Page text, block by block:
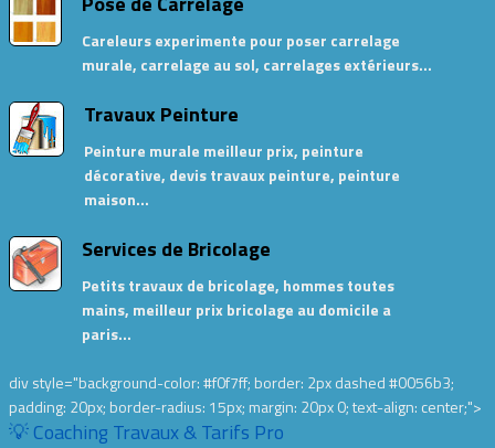
Careleurs experimente pour poser carrelage
murale, carrelage au sol, carrelages extérieurs…
Travaux Peinture
Peinture murale meilleur prix, peinture
décorative, devis travaux peinture, peinture
maison…
Services de Bricolage
Petits travaux de bricolage, hommes toutes
mains, meilleur prix bricolage au domicile a
paris…
div style="background-color: #f0f7ff; border: 2px dashed #0056b3;
padding: 20px; border-radius: 15px; margin: 20px 0; text-align: center;">
💡 Coaching Travaux & Tarifs Pro